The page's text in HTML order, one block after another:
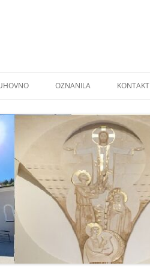
ZAVETNIKI NAŠIH CERKVA
BLAGOSLOVI
PRIPROŠNJIKI
MOLITVE
NEKATERIH PESMI
OZNANILA KONTAKT